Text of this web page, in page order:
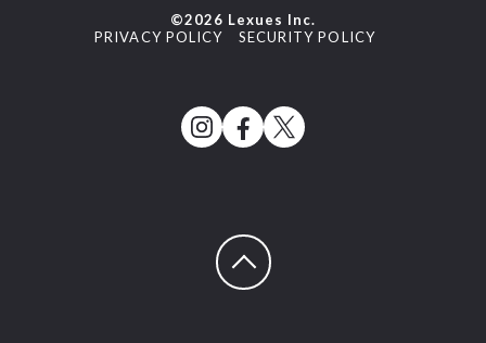
©2026 Lexues Inc.
PRIVACY POLICY
SECURITY POLICY
ページトップへ戻る